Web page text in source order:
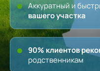
Аккуратный и
вашего участка
90% клиентов
родственникам